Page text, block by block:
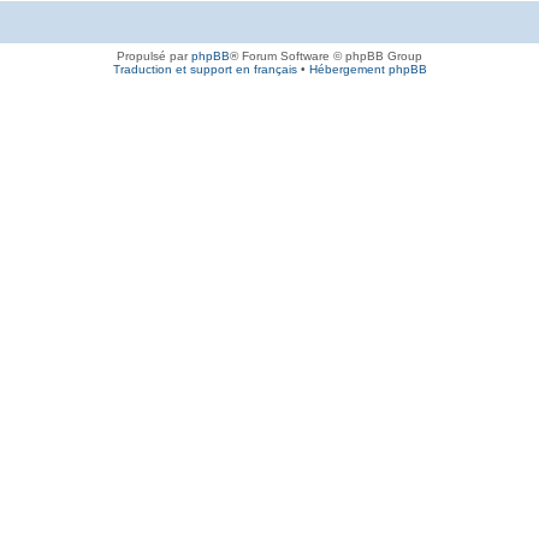
Propulsé parphpBB® Forum Software © phpBB Group
Traduction et support en français• Hébergement phpBB